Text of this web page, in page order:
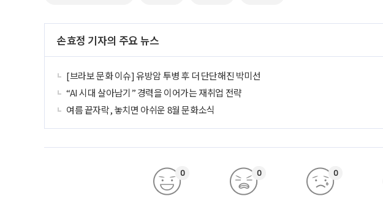
손효정 기자의 주요 뉴스
[브라보 문화 이슈] 유방암 투병 후 더 단단해진 박미선
“AI 시대 살아남기” 경력을 이어가는 재취업 전략
여름 끝자락, 놓치면 아쉬운 8월 문화소식
0 0 0